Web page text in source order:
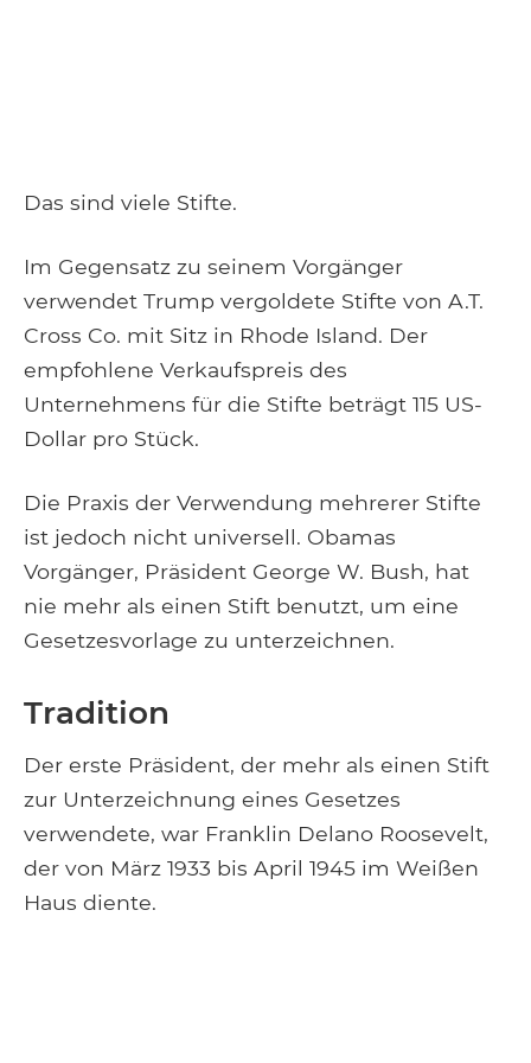
Das sind viele Stifte.
Im Gegensatz zu seinem Vorgänger
verwendet Trump vergoldete Stifte von A.T.
Cross Co. mit Sitz in Rhode Island. Der
empfohlene Verkaufspreis des
Unternehmens für die Stifte beträgt 115 US-
Dollar pro Stück.
Die Praxis der Verwendung mehrerer Stifte
ist jedoch nicht universell. Obamas
Vorgänger, Präsident George W. Bush, hat
nie mehr als einen Stift benutzt, um eine
Gesetzesvorlage zu unterzeichnen.
Tradition
Der erste Präsident, der mehr als einen Stift
zur Unterzeichnung eines Gesetzes
verwendete, war Franklin Delano Roosevelt,
der von März 1933 bis April 1945 im Weißen
Haus diente.